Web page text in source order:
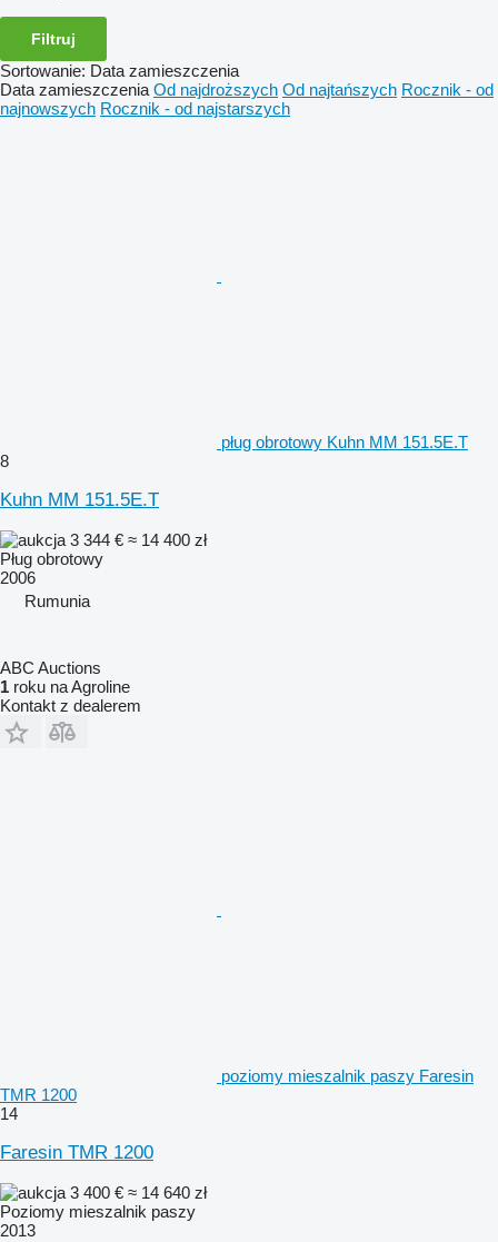
Filtruj
Sortowanie: Data zamieszczenia
Data zamieszczenia Od najdroższych Od najtańszych Rocznik - od
najnowszych Rocznik - od najstarszych
pług obrotowy Kuhn MM 151.5E.T
8
Kuhn MM 151.5E.T
3 344 € ≈ 14 400 zł
Pług obrotowy
2006
Rumunia
ABC Auctions
1 roku na Agroline
Kontakt z dealerem
poziomy mieszalnik paszy Faresin
TMR 1200
14
Faresin TMR 1200
3 400 € ≈ 14 640 zł
Poziomy mieszalnik paszy
2013